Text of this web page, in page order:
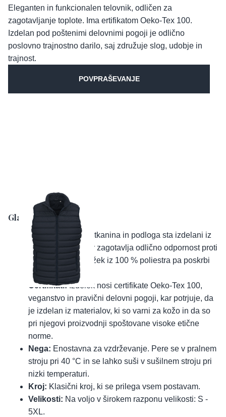
Eleganten in funkcionalen telovnik, odličen za
zagotavljanje toplote. Ima ertifikatom Oeko-Tex 100.
Izdelan pod poštenimi delovnimi pogoji je odlično
poslovno trajnostno darilo, saj združuje slog, udobje in
trajnost.
POVPRAŠEVANJE
Glavne značilnosti:
Material:
Zunanja tkanina in podloga sta izdelani iz
100 % najlona, kar zagotavlja odlično odpornost proti
vetru in dežju. Vložek iz 100 % poliestra pa poskrbi
za prijetno toploto.
Certifikati:Izdelek nosi certifikate Oeko-Tex 100,
veganstvo in pravični delovni pogoji, kar potrjuje, da
je izdelan iz materialov, ki so varni za kožo in da so
pri njegovi proizvodnji spoštovane visoke etične
norme.
Nega: Enostavna za vzdrževanje. Pere se v pralnem
stroju pri 40 °C in se lahko suši v sušilnem stroju pri
nizki temperaturi.
Kroj: Klasični kroj, ki se prilega vsem postavam.
Velikosti: Na voljo v širokem razponu velikosti: S -
5XL.